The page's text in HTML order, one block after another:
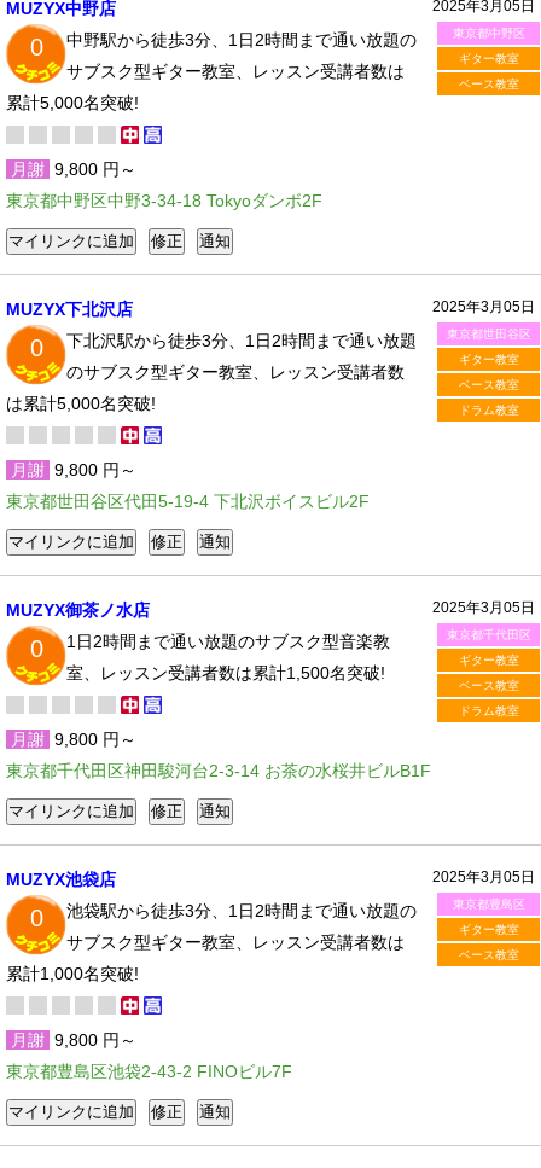
2025年3月05日
東京都中野区
ギター教室
ベース教室
MUZYX中野店
0
中野駅から徒歩3分、1日2時間まで通い放題の
サブスク型ギター教室、レッスン受講者数は
累計5,000名突破!
月謝 9,800 円～
東京都中野区中野3-34-18 Tokyoダンボ2F
2025年3月05日
東京都世田谷区
ギター教室
ベース教室
ドラム教室
MUZYX下北沢店
0
下北沢駅から徒歩3分、1日2時間まで通い放題
のサブスク型ギター教室、レッスン受講者数
は累計5,000名突破!
月謝 9,800 円～
東京都世田谷区代田5-19-4 下北沢ボイスビル2F
2025年3月05日
東京都千代田区
ギター教室
ベース教室
ドラム教室
MUZYX御茶ノ水店
0
1日2時間まで通い放題のサブスク型音楽教
室、レッスン受講者数は累計1,500名突破!
月謝 9,800 円～
東京都千代田区神田駿河台2-3-14 お茶の水桜井ビルB1F
2025年3月05日
東京都豊島区
ギター教室
ベース教室
MUZYX池袋店
0
池袋駅から徒歩3分、1日2時間まで通い放題の
サブスク型ギター教室、レッスン受講者数は
累計1,000名突破!
月謝 9,800 円～
東京都豊島区池袋2-43-2 FINOビル7F